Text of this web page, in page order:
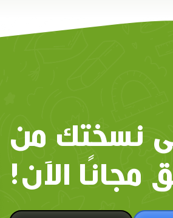
نسختك من
مجانًا الآن!